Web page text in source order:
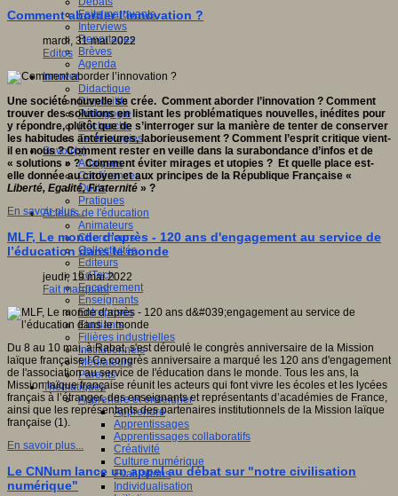
Faits marquants
Interviews
Reportages
Brèves
Agenda
Innover
Didactique
Dispositifs
Pédagogie
Recherche
Technologies
Savoir(s)
Analyses
Conférences
Outils
Pratiques
Acteurs de l'éducation
Animateurs
Chercheurs
Collectivités
Editeurs
EdTech
Encadrement
Enseignants
Entreprises
Etudiants
Filières industrielles
Institutionnels
Médiateurs
Parents
Thématiques
Apprendre et enseigner
Apprendre
Apprentissages
Apprentissages collaboratifs
Créativité
Culture numérique
Evaluations
Individualisation
Comment aborder l’innovation ?
mardi, 31 mai 2022
Editos
Une société nouvelle se crée. Comment aborder l’innovation ? Comment
trouver des solutions en listant les problématiques nouvelles, inédites pour
y répondre, plutôt que de s’interroger sur la manière de tenter de conserver
les habitudes antérieures, laborieusement ? Comment l’esprit critique vient-
il en nous ? Comment rester en veille dans la surabondance d’infos et de
« solutions » ? Comment éviter mirages et utopies ? Et quelle place est-
elle donnée au citoyen et aux principes de la République Française «
Liberté, Egalité, Fraternité » ?
En savoir plus...
MLF, Le monde d’après - 120 ans d'engagement au service de
l’éducation dans le monde
jeudi, 19 mai 2022
Fait marquant
Du 8 au 10 mai, à Rabat, s'est déroulé le congrès anniversaire de la Mission
laïque française ! Ce congrès anniversaire a marqué les 120 ans d'engagement
de l'association au service de l'éducation dans le monde. Tous les ans, la
Mission laïque française réunit les acteurs qui font vivre les écoles et les lycées
français à l’étranger, des enseignants et représentants d’académies de France,
ainsi que les représentants des partenaires institutionnels de la Mission laïque
française (1).
En savoir plus...
Le CNNum lance un appel au débat sur "notre civilisation
numérique"